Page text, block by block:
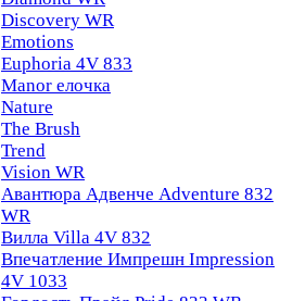
Discovery WR
Emotions
Euphoria 4V 833
Manor елочка
Nature
The Brush
Trend
Vision WR
Авантюра Адвенче Adventure 832
WR
Вилла Villa 4V 832
Впечатление Импрешн Impression
4V 1033